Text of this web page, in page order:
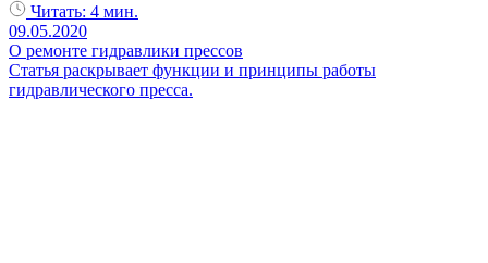
Читать: 4 мин.
09.05.2020
О ремонте гидравлики прессов
Статья раскрывает функции и принципы работы
гидравлического пресса.